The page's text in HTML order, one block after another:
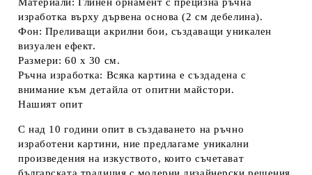
изработка върху дървена основа (2 см дебелина).
Фон: Преливащи акрилни бои, създаващи уникален
визуален ефект.
Размери: 60 х 30 см.
Ръчна изработка: Всяка картина е създадена с
внимание към детайла от опитни майстори.
Нашият опит
С над 10 години опит в създаването наръчно
изработени картини, ние предлагаме уникални
произведения на изкуството, които съчетават